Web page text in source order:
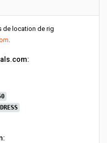
de location de rig
.